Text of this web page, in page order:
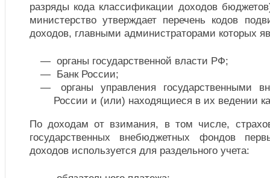
разряды кода классификации доходов
министерство утверждает перечень кодов
доходов, главными администраторами которых
органы государственной власти РФ;
Банк России;
органы управления государственными
России и (или) находящиеся в их ведении
По доходам от взимания, в том числе,
государственных внебюджетных фондов
доходов используется для раздельного учета: